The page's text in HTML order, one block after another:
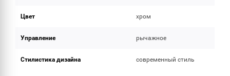
Цвет хром
Управление рычажное
Стилистика дизайна современный стиль